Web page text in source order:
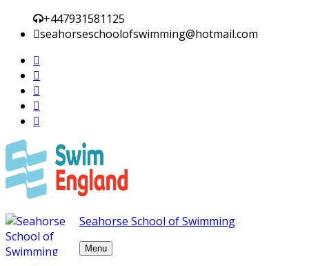
+447931581125
seahorseschoolofswimming@hotmail.com
Seahorse School of Swimming
Menu